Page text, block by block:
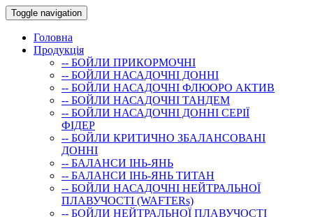
Toggle navigation
Головна
Продукція
-- БОЙЛИ ПРИКОРМОЧНI
-- БОЙЛИ НАСАДОЧНI ДОННI
-- БОЙЛИ НАСАДОЧНІ ФЛЮОРО АКТИВ
-- БОЙЛИ НАСАДОЧНІ ТАНДЕМ
-- БОЙЛИ НАСАДОЧНI ДОННI СЕРIÏ
ФIДЕР
-- БОЙЛИ КРИТИЧНО ЗБАЛАНСОВАНІ
ДОННІ
-- БАЛАНСИ ІНЬ-ЯНЬ
-- БАЛАНСИ ІНЬ-ЯНЬ ТИТАН
-- БОЙЛИ НАСАДОЧНI НЕЙТРАЛЬНОÏ
ПЛАВУЧОСТI (WAFTERs)
-- БОЙЛИ НЕЙТРАЛЬНОЇ ПЛАВУЧОСТІ